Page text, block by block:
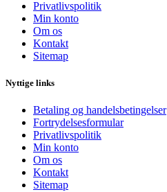
Privatlivspolitik
Min konto
Om os
Kontakt
Sitemap
Nyttige links
Betaling og handelsbetingelser
Fortrydelsesformular
Privatlivspolitik
Min konto
Om os
Kontakt
Sitemap